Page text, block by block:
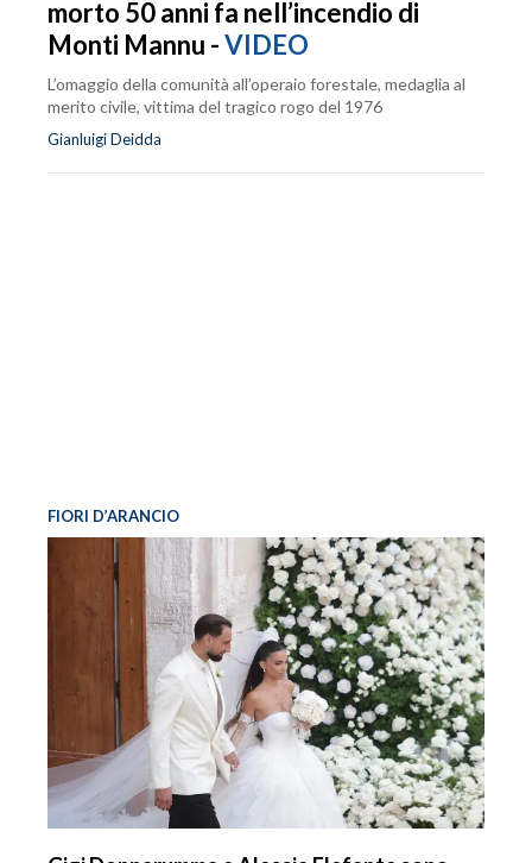
morto 50 anni fa nell’incendio di
Monti Mannu -VIDEO
L’omaggio della comunità all’operaio forestale, medaglia al
merito civile, vittima del tragico rogo del 1976
Gianluigi Deidda
FIORI D’ARANCIO